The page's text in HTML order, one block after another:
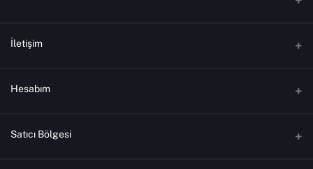
İletişim
Adres
Hesabım
Oturum aç
Satıcı Bölgesi